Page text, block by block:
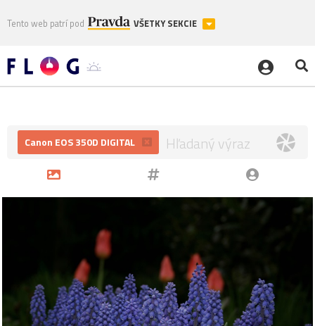
Tento web patrí pod VŠETKY SEKCIE
Canon EOS 350D DIGITAL